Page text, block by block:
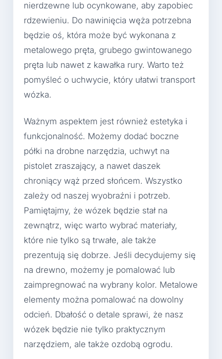
nierdzewne lub ocynkowane, aby zapobiec
rdzewieniu. Do nawinięcia węża potrzebna
będzie oś, która może być wykonana z
metalowego pręta, grubego gwintowanego
pręta lub nawet z kawałka rury. Warto też
pomyśleć o uchwycie, który ułatwi transport
wózka.
Ważnym aspektem jest również estetyka i
funkcjonalność. Możemy dodać boczne
półki na drobne narzędzia, uchwyt na
pistolet zraszający, a nawet daszek
chroniący wąż przed słońcem. Wszystko
zależy od naszej wyobraźni i potrzeb.
Pamiętajmy, że wózek będzie stał na
zewnątrz, więc warto wybrać materiały,
które nie tylko są trwałe, ale także
prezentują się dobrze. Jeśli decydujemy się
na drewno, możemy je pomalować lub
zaimpregnować na wybrany kolor. Metalowe
elementy można pomalować na dowolny
odcień. Dbałość o detale sprawi, że nasz
wózek będzie nie tylko praktycznym
narzędziem, ale także ozdobą ogrodu.